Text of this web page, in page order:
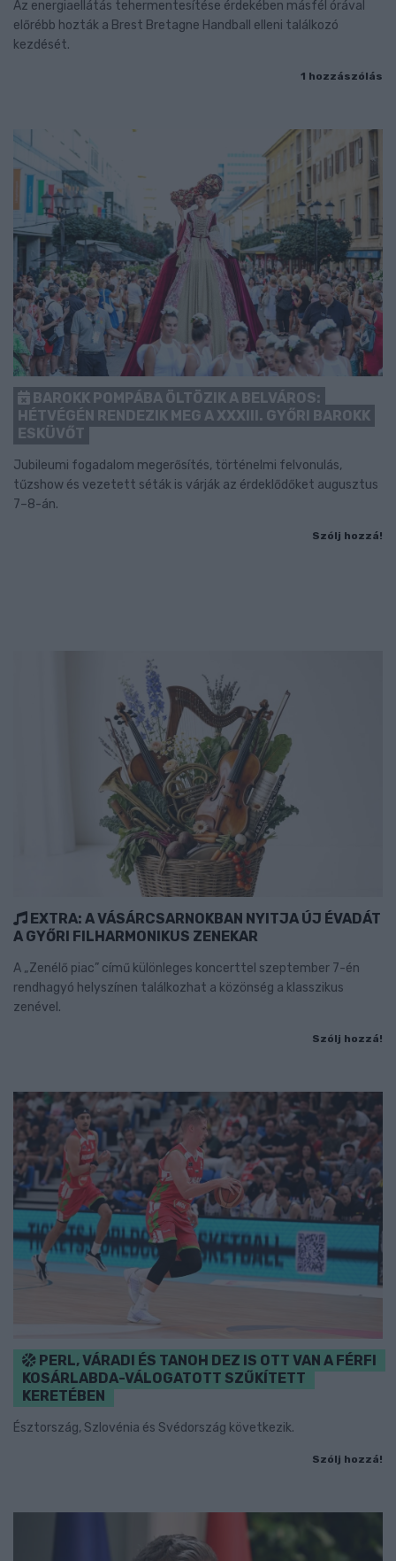
Az energiaellátás tehermentesítése érdekében másfél órával
előrébb hozták a Brest Bretagne Handball elleni találkozó
kezdését.
1 hozzászólás
BAROKK POMPÁBA ÖLTÖZIK A BELVÁROS:
HÉTVÉGÉN RENDEZIK MEG A XXXIII. GYŐRI BAROKK
ESKÜVŐT
Jubileumi fogadalom megerősítés, történelmi felvonulás,
tűzshow és vezetett séták is várják az érdeklődőket augusztus
7–8-án.
Szólj hozzá!
EXTRA: A VÁSÁRCSARNOKBAN NYITJA ÚJ ÉVADÁT
A GYŐRI FILHARMONIKUS ZENEKAR
A „Zenélő piac” című különleges koncerttel szeptember 7-én
rendhagyó helyszínen találkozhat a közönség a klasszikus
zenével.
Szólj hozzá!
PERL, VÁRADI ÉS TANOH DEZ IS OTT VAN A FÉRFI
KOSÁRLABDA-VÁLOGATOTT SZŰKÍTETT
KERETÉBEN
Észtország, Szlovénia és Svédország következik.
Szólj hozzá!